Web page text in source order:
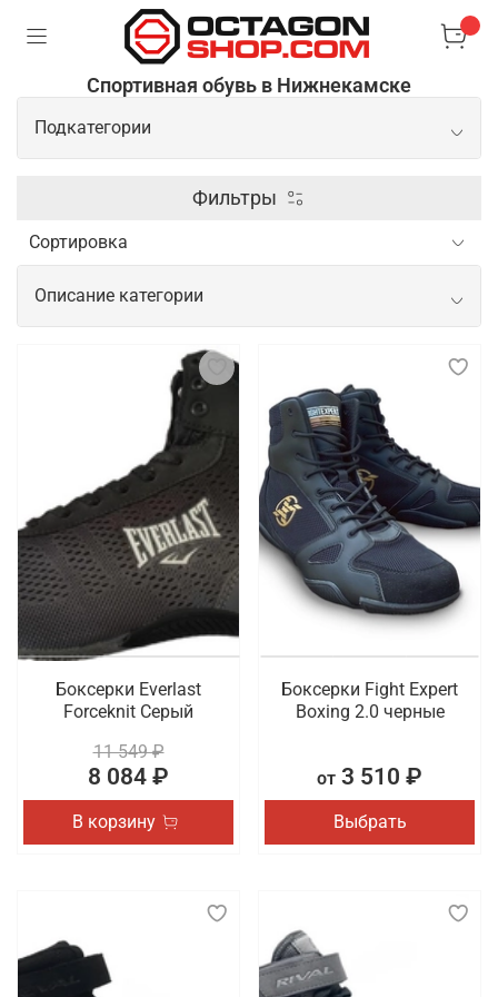
Спортивная обувь в Нижнекамске
Подкатегории
Борцовки
Сланцы/шлепки
Фильтры
Описание категории
Спортивная обувь для начинающих и
профессиональных спортсменов
Спортивная обувь для спортсменов важна для
обеспечения комфорта, поддержки и безопасности
во время тренировок и соревнований. Новичкам
особенно требуется пара с хорошей амортизацией
и стабильной подошвой, которая помогает
предотвратить травмы и обеспечивает
правильное распределение нагрузки на стопу.
Такая обувь должна быть удобной, легкой и
достаточно универсальной, чтобы подходить для
разных видов физической активности.
Что мы предлагаем на выбор
Обувь имеет такое же повышенное значение в
образе спортсмена, как и одежда. Для создания
комфортных условий во время тренировки или
соревнования важно выбрать для себя идеальную
Также в наличии сланцы и шлепки из коллекций
спортивных брендов.
Где заказать профессиональную
Боксерки Everlast
Forceknit Серый
11 549 ₽
8 084 ₽
В корзину
Боксерки Fight Expert
Boxing 2.0 черные
от 3 510 ₽
Выбрать